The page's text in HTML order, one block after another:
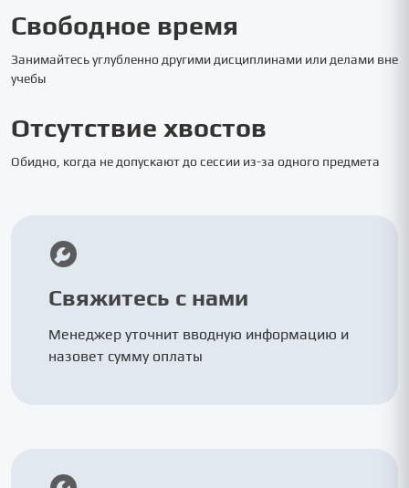
Свободное время
Занимайтесь углубленно другими дисциплинами или делами вне
учебы
Отсутствие хвостов
Обидно, когда не допускают до сессии из-за одного предмета
Свяжитесь с нами
Менеджер уточнит вводную информацию и
назовет сумму оплаты